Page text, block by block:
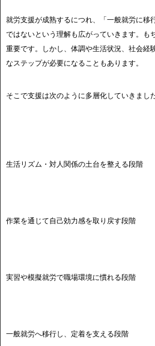
就労支援が成熟するにつれ、「一般就労に移
ではないという理解も広がっていきます。も
重要です。しかし、体調や生活状況、社会経
なステップが必要になることもあります。
そこで支援は次のように多層化していきました
生活リズム・対人関係の土台を整える段階
作業を通じて自己効力感を取り戻す段階
実習や模擬就労で職場環境に慣れる段階
一般就労へ移行し、定着を支える段階